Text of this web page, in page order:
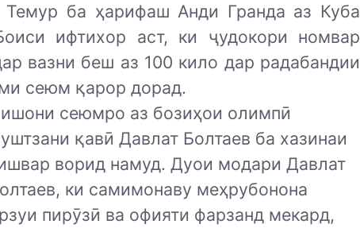
ба ҳарифаш Анди Гранда аз Куба
ифтихор аст, ки ҷудокори номвар
вазни беш аз 100 кило дар радабандии
сеюм қарор дорад.
сеюмро аз бозиҳои олимпӣ
қавӣ Давлат Болтаев ба хазинаи
ворид намуд. Дуои модари Давлат
ки самимонаву меҳрубонона
пирӯзӣ ва офияти фарзанд мекард,